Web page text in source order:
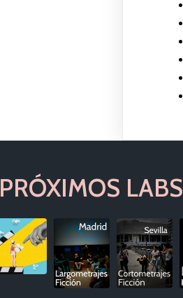
PRÓXIMOS LABS